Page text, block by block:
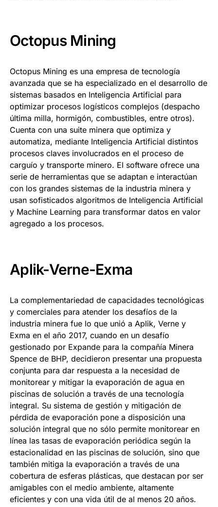
Octopus Mining
Octopus Mining es una empresa de tecnología
avanzada que se ha especializado en el desarrollo de
sistemas basados en Inteligencia Artificial para
optimizar procesos logísticos complejos (despacho
última milla, hormigón, combustibles, entre otros).
Cuenta con una suite minera que optimiza y
automatiza, mediante Inteligencia Artificial distintos
procesos claves involucrados en el proceso de
carguío y transporte minero. El software ofrece una
serie de herramientas que se adaptan e interactúan
con los grandes sistemas de la industria minera y
usan sofisticados algoritmos de Inteligencia Artificial
y Machine Learning para transformar datos en valor
agregado a los procesos.
Aplik-Verne-Exma
La complementariedad de capacidades tecnológicas
y comerciales para atender los desafíos de la
industria minera fue lo que unió a Aplik, Verne y
Exma en el año 2017, cuando en un desafío
gestionado por Expande para la compañía Minera
Spence de BHP, decidieron presentar una propuesta
conjunta para dar respuesta a la necesidad de
monitorear y mitigar la evaporación de agua en
piscinas de solución a través de una tecnología
integral. Su sistema de gestión y mitigación de
pérdida de evaporación pone a disposición una
solución integral que no sólo permite monitorear en
línea las tasas de evaporación periódica según la
estacionalidad en las piscinas de solución, sino que
también mitiga la evaporación a través de una
cobertura de esferas plásticas, que destacan por ser
amigables con el medio ambiente, altamente
eficientes y con una vida útil de al menos 20 años.